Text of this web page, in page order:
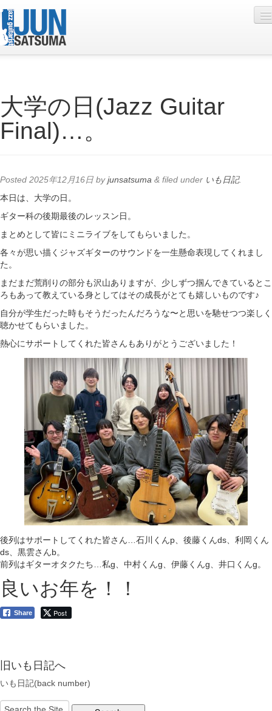
Live Schedule
Discography
Contact
YouTube
大学の日(Jazz Guitar
Final)…。
Posted 2025年12月16日 byjunsatsuma & filed under いも日記.
本日は、大学の日。
ギター科の後期最後のレッスン日。
まとめとして皆にミニライブをしてもらいました。
各々が思い描くジャズギターのサウンドを一生懸命表現してくれまし
た。
まだまだ荒削りの部分も沢山ありますが、少しずつ掴んできているとこ
ろもあって教えている身としてはその成長がとても嬉しいものです♪
自分が学生だった時もそうだったんだろうな〜と思いを馳せつつ楽しく
聴かせてもらいました。
熱心にサポートしてくれた皆さんもありがとうございました！
後列はサポートしてくれた皆さん…石川くんp、後藤くんds、利岡くん
ds、黒雲さんb。
前列はギターオタクたち…私g、中村くんg、伊藤くんg、井口くんg。
良いお年を！！
Share Post
旧いも日記へ
いも日記(back number)
Search